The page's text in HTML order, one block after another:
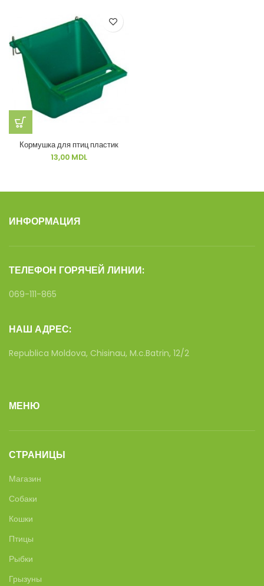
Кормушка для птиц пластик
13,00 MDL
ИНФОРМАЦИЯ
ТЕЛЕФОН ГОРЯЧЕЙ ЛИНИИ:
069-111-865
НАШ АДРЕС:
Republica Moldova, Chisinau, M.c.Batrin, 12/2
МЕНЮ
СТРАНИЦЫ
Магазин
Собаки
Кошки
Птицы
Рыбки
Грызуны